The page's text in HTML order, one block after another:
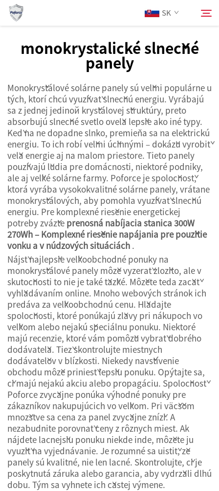
SK
Produkty
Služby
Aktuality
Kontaktujte Nás
monokrystalické slnečné
panely
Monokryštálové solárne panely sú veľmi populárne u
tých, ktorí chcú využívať slnečnú energiu. Vyrábajú
sa z jednej jedinой kryštálovej štruktúry, preto
absorbujú slnečné svetlo oveľa lepšie ako iné typy.
Keď na ne dopadne slnko, premieňa sa na elektrickú
energiu. To ich robí veľmi účinnými – dokážu vyrobiť
veľa energie aj na malom priestore. Tieto panely
používajú ľudia pre domácnosti, niektoré podniky,
ale aj veľké solárne farmy. Poforce je spoločnosť,
ktorá vyrába vysokokvalitné solárne panely, vrátane
monokryštálových, aby pomohla využívať slnečnú
energiu. Pre komplexné riešenie energetickej
potreby zvážte prenosná nabíjacia stanica 300W
270Wh – Komplexné riešenie napájania pre použitie
vonku a v núdzových situáciách .
Nájsť najlepšie veľkoobchodné ponuky na
monokryštálové panely môže vyzerať zložito, ale v
skutočnosti to nie je také ťažké. Môžete teda začať
vyhľadávaním online. Mnoho webových stránok ich
predáva za veľkoobchodnú cenu. Hľadajte
spoločnosti, ktoré ponúkajú zľavy pri nákupoch vo
veľkom alebo nejakú špeciálnu ponuku. Niektoré
majú recenzie, ktoré vám pomôžu vybrať dobrého
dodávateľa. Tiež skontrolujte miestnych
dodávateľov v blízkosti. Niekedy navštívenie
obchodu môže priniesť lepšiu ponuku. Opýtajte sa,
či majú nejakú akciu alebo propagáciu. Spoločnosť
Poforce zvyčajne ponúka výhodné ponuky pre
zákazníkov nakupujúcich vo veľkom. Pri väčšom
množstve sa cena za panel zvyčajne zníži. A
nezabudnite porovnať ceny z rôznych miest. Ak
nájdete lacnejšiu ponuku niekde inde, môžete ju
využiť na vyjednávanie. Je rozumné sa uistiť, že
panely sú kvalitné, nie len lacné. Skontrolujte, či je
poskytnutá záruka alebo garancia, aby vydržali dlhú
dobu. Tým sa vyhnete ich častej výmene.